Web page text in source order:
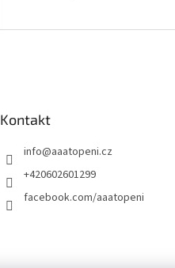
Kontakt
info@aaatopeni.cz
+420602601299
facebook.com/aaatopeni